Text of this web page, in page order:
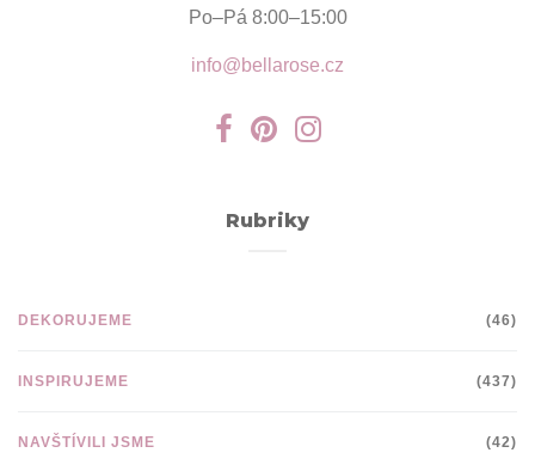
Po–Pá 8:00–15:00
info@bellarose.cz
Rubriky
DEKORUJEME (46)
INSPIRUJEME (437)
NAVŠTÍVILI JSME (42)